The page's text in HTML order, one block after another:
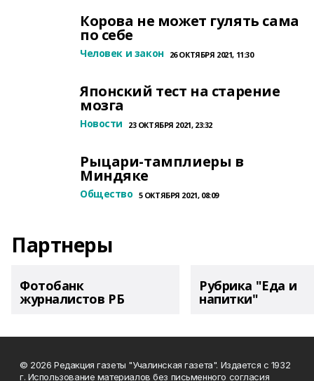
Корова не может гулять сама
по себе
Человек и закон 26 ОКТЯБРЯ 2021, 11:30
Японский тест на старение
мозга
Новости 23 ОКТЯБРЯ 2021, 23:32
Рыцари-тамплиеры в
Миндяке
Общество 5 ОКТЯБРЯ 2021, 08:09
Партнеры
Фотобанк
журналистов РБ
Рубрика "Еда и
напитки"
© 2026 Редакция газеты "Учалинская газета". Издается с 1932
г. Использование материалов без письменного согласия